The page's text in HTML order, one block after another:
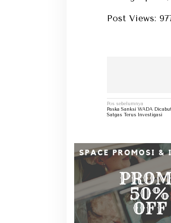
Post Views:
Navigasi
pos
Pos sebelumnya
Paska Sanksi WADA
Satgas Terus Investigasi